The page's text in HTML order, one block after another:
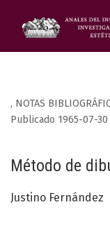
, NOTAS
Método de
Publicado 1965-07-30
Justino Fernández